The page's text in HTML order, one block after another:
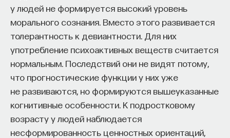
у людей не формируется высокий уровень
морального сознания. Вместо этого развивается
толерантность к девиантности. Для них
употребление психоактивных веществ считается
нормальным. Последствий они не видят потому,
что прогностические функции у них уже
не развиваются, но формируются вышеуказанные
когнитивные особенности. К подростковому
возрасту у людей наблюдается
несформированность ценностных ориентаций,